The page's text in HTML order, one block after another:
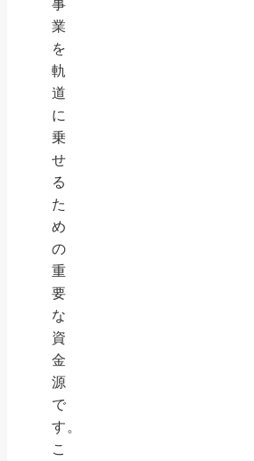
事
業
を
軌
道
に
乗
せ
る
た
め
の
重
要
な
資
金
源
で
す。
こ